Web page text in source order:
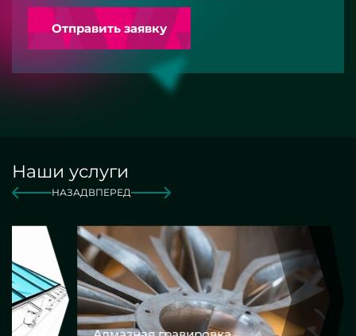
Отправить заявку
Наши услуги
НАЗАДВПЕРЕД